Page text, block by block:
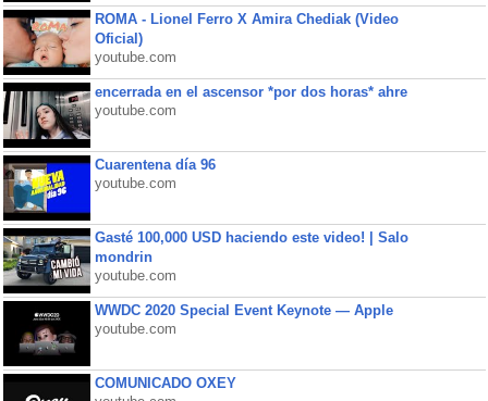
ROMA - Lionel Ferro X Amira Chediak (Video
Oficial)
youtube.com
encerrada en el ascensor *por dos horas* ahre
youtube.com
Cuarentena día 96
youtube.com
Gasté 100,000 USD haciendo este video! | Salo
mondrin
youtube.com
WWDC 2020 Special Event Keynote — Apple
youtube.com
COMUNICADO OXEY